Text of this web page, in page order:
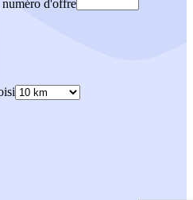
d'offre